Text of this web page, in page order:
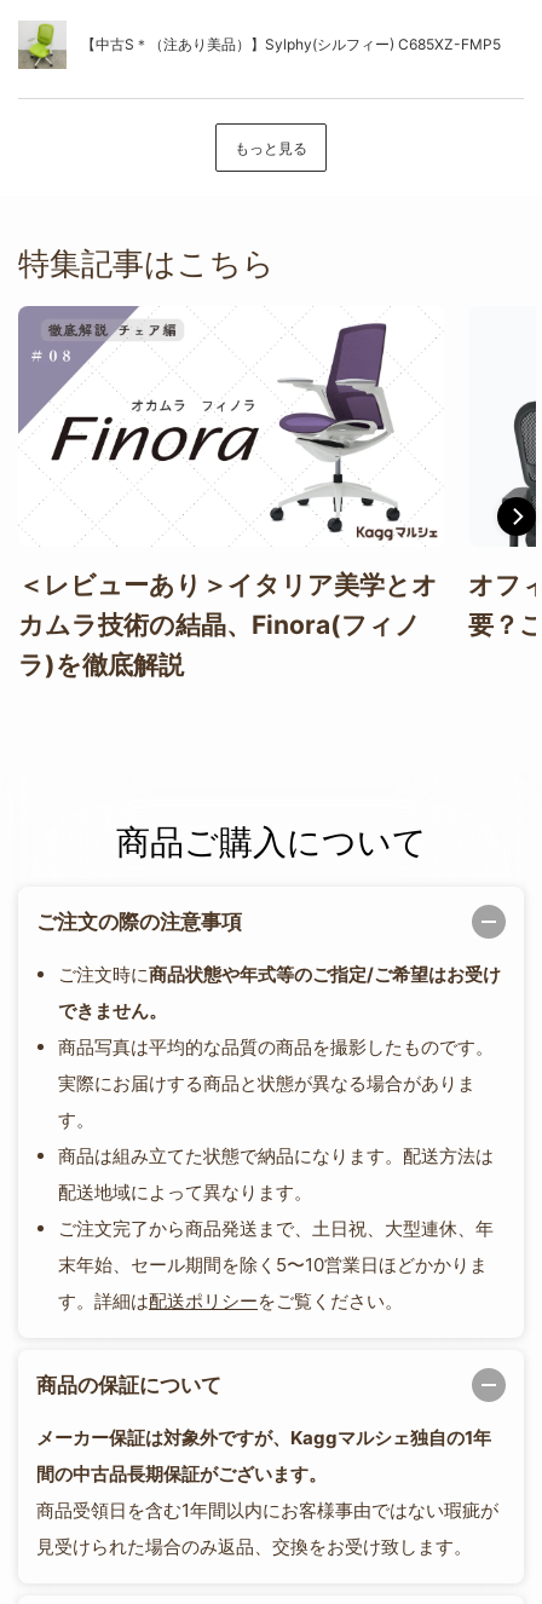
【中古S＊（注あり美品）】Sylphy(シルフィー) C685XZ-FMP5
もっと見る
特集記事はこちら
＜レビューあり＞イタリア美学とオ
カムラ技術の結晶、Finora(フィノ
ラ)を徹底解説
オフ
要？
商品ご購入について
ご注文の際の注意事項
ご注文時に商品状態や年式等のご指定/ご希望はお受け
できません。
商品写真は平均的な品質の商品を撮影したものです。
実際にお届けする商品と状態が異なる場合がありま
す。
商品は組み立てた状態で納品になります。配送方法は
配送地域によって異なります。
ご注文完了から商品発送まで、土日祝、大型連休、年
末年始、セール期間を除く5〜10営業日ほどかかりま
す。詳細は配送ポリシーをご覧ください。
商品の保証について
メーカー保証は対象外ですが、Kaggマルシェ独自の1年
間の中古品長期保証がございます。
商品受領日を含む1年間以内にお客様事由ではない瑕疵が
見受けられた場合のみ返品、交換をお受け致します。